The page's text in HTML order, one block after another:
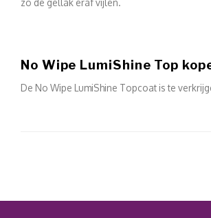
zo de gellak eraf vijlen.
No Wipe LumiShine Top
De No Wipe LumiShine Topcoat is te